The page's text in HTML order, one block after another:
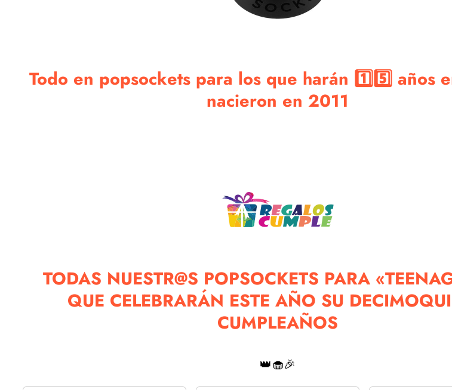
Todo en popsockets para los que harán 1️⃣5️⃣ años
nacieron en 2011
TODAS NUESTR@S POPSOCKETS PARA
QUE CELEBRARÁN ESTE AÑO SU
CUMPLEAÑOS
👑🧁🎉